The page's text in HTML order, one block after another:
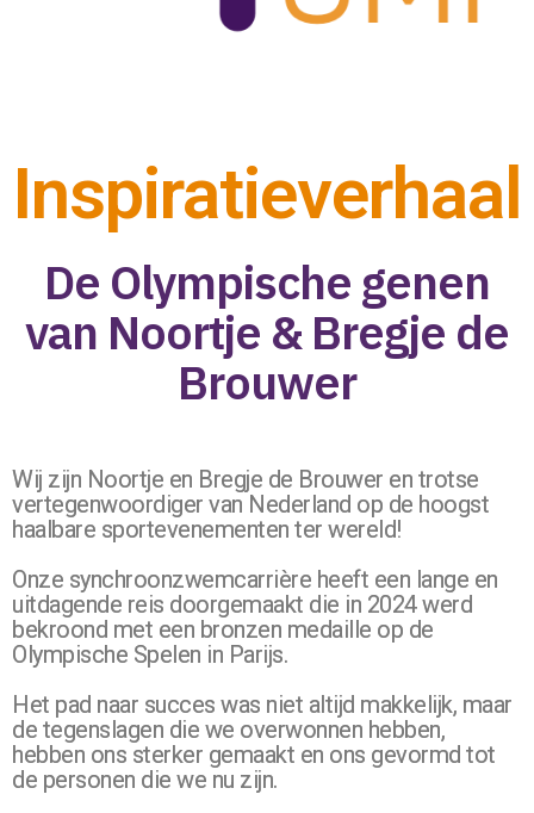
Inspiratieverhaal
De Olympische genen
van Noortje & Bregje de
Brouwer
Wij zijn Noortje en Bregje de Brouwer en trotse
vertegenwoordiger van Nederland op de hoogst
haalbare sportevenementen ter wereld!
Onze synchroonzwemcarrière heeft een lange en
uitdagende reis doorgemaakt die in 2024 werd
bekroond met een bronzen medaille op de
Olympische Spelen in Parijs.
Het pad naar succes was niet altijd makkelijk, maar
de tegenslagen die we overwonnen hebben,
hebben ons sterker gemaakt en ons gevormd tot
de personen die we nu zijn.